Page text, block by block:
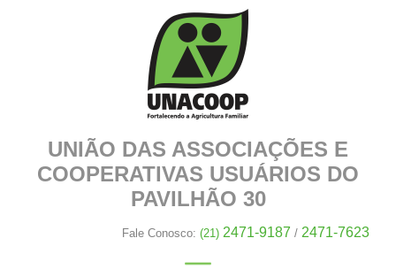
UNIÃO DAS ASSOCIAÇÕES E
COOPERATIVAS USUÁRIOS DO
PAVILHÃO 30
Fale Conosco: (21) 2471-9187 / 2471-7623